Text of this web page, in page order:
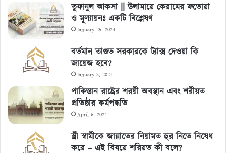
তুফানুল আকসা || উলামায়ে কেরামের ফতোয়া
ও মূল্যায়নঃ একটি বিশ্লেষণ
January 25, 2024
বর্তমান তাগুত সরকারকে ট্যাক্স দেওয়া কি
জায়েজ হবে?
January 3, 2021
পাকিস্তান রাষ্ট্রের শরয়ী অবস্থান এবং শরীয়ত
প্রতিষ্ঠার কর্মপদ্ধতি
April 6, 2024
স্ত্রী স্বামীকে জান্নাতের নিয়ামত হুর নিতে নিষেধ
করে – এই বিষয়ে শরিয়ত কী বলে?